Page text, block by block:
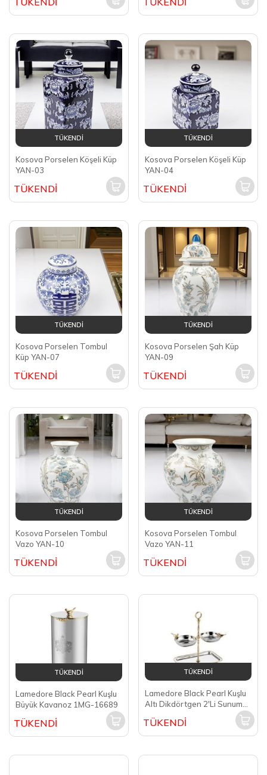
TÜKENDİ
Kosova Porselen Köşeli Küp
YAN-03
TÜKENDİ
TÜKENDİ
Kosova Porselen Köşeli Küp
YAN-04
TÜKENDİ
TÜKENDİ
Kosova Porselen Tombul
Küp YAN-07
TÜKENDİ
TÜKENDİ
Kosova Porselen Şah Küp
YAN-09
TÜKENDİ
TÜKENDİ
Kosova Porselen Tombul
Vazo YAN-10
TÜKENDİ
TÜKENDİ
Kosova Porselen Tombul
Vazo YAN-11
TÜKENDİ
TÜKENDİ
Lamedore Black Pearl Kuşlu
Büyük Kavanoz 1MG-16689
TÜKENDİ
TÜKENDİ
Lamedore Black Pearl Kuşlu
Altı Dikdörtgen 2'Li Sunum
TÜKENDİ